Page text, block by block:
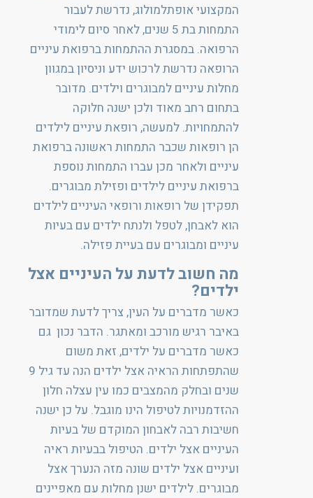
המקצועי אופתלמולוג, נדרשת לעבור
התמחות בת 5 שנים, לאחר סיום לימודי
הרפואה. במסגרת ההתמחות ברפואת עיניים
הרופאה נדרשת לרכוש ידע וניסיון במגוון
מחלות עיניים למבוגרים וילדים. מדובר
בתחום רחב מאוד ולכן ישנה חלוקה
להתמחויות. למעשה, רופאת עיניים לילדים
הן רופאות שכבר התמחות ראשונה ברפואת
עיניים ולאחר מכן עברו התמחות נוספת
ברפואת עיניים לילדים ופזילת מבוגרים.
תפקידן של רופאות ורופאי העיניים לילדים
הוא לאבחן, לטפל ולנתח ילדים עם בעיות
עיניים ומבוגרים עם בעיית פזילה.
מה חשוב לדעת על העיניים אצל
ילדים?
כאשר מדברים על העין, צריך לדעת שמדובר
באיבר רגיש מורכב ומאתגר. הדבר נכון גם
כאשר מדברים על ילדים, זאת משום
שהתפתחות הראיה אצל ילדים הנה עד גיל 9
שנים ובחלק מהמצבים כמו עין עצלה חלון
ההזדמנויות לטיפול הינו מוגבל. על כן ישנה
חשיבות רבה לאבחון המוקדם של בעיות
העיניים אצל ילדים. הטיפול בבעיות ראיה
ועיניים אצל ילדים שונה מזה הנערך אצל
מבוגרים. לילדים ישנן מחלות עם מאפיינים